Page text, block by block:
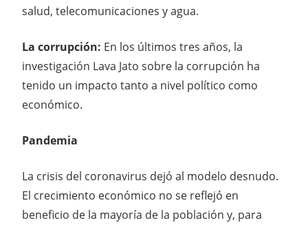
salud, telecomunicaciones y agua.
La corrupción: En los últimos tres años, la
investigación Lava Jato sobre la corrupción ha
tenido un impacto tanto a nivel político como
económico.
Pandemia
La crisis del coronavirus dejó al modelo desnudo.
El crecimiento económico no se reflejó en
beneficio de la mayoría de la población y, para